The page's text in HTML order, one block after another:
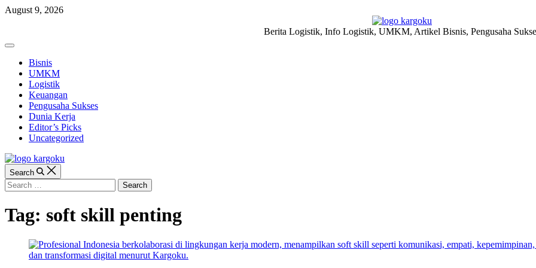
Skip
August 9, 2026
Berita Logistik, Info Logistik, UMKM, Artikel Bisnis, Pengusaha
Off
CanvasBisnis
UMKM
Logistik
Keuangan
Pengusaha Sukses
Dunia Kerja
Editor’s Picks
Uncategorized
Search
Search
for:
Tag: soft skill penting